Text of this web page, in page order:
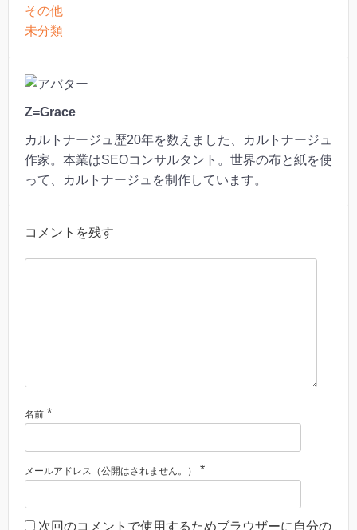
その他
未分類
Z=Grace
カルトナージュ歴20年を数えました、カルトナージュ
作家。本業はSEOコンサルタント。世界の布と紙を使
って、カルトナージュを制作しています。
コメントを残す
名前 *
メールアドレス（公開はされません。） *
次回のコメントで使用するためブラウザーに自分の